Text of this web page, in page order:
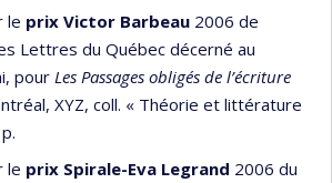
le prix Victor Barbeau 2006 de
Lettres du Québec décerné au
pour Les Passages obligés de l’écriture
XYZ, coll. « Théorie et littérature
le prix Spirale-Eva Legrand 2006 du